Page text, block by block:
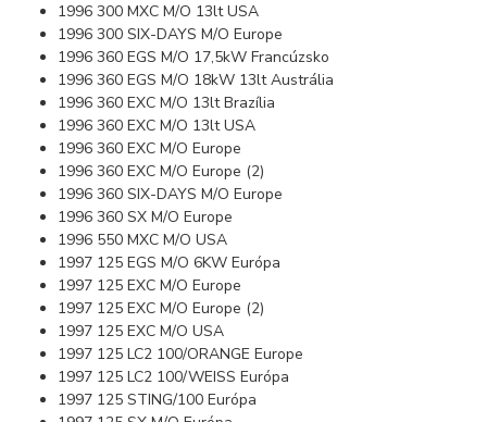
1996 300 MXC M/O 13lt USA
1996 300 SIX-DAYS M/O Europe
1996 360 EGS M/O 17,5kW Francúzsko
1996 360 EGS M/O 18kW 13lt Austrália
1996 360 EXC M/O 13lt Brazília
1996 360 EXC M/O 13lt USA
1996 360 EXC M/O Europe
1996 360 EXC M/O Europe (2)
1996 360 SIX-DAYS M/O Europe
1996 360 SX M/O Europe
1996 550 MXC M/O USA
1997 125 EGS M/O 6KW Európa
1997 125 EXC M/O Europe
1997 125 EXC M/O Europe (2)
1997 125 EXC M/O USA
1997 125 LC2 100/ORANGE Europe
1997 125 LC2 100/WEISS Európa
1997 125 STING/100 Európa